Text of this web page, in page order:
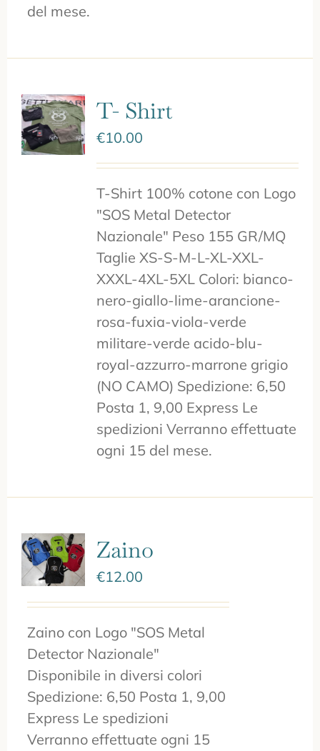
del mese.
T- Shirt
€10.00
T-Shirt 100% cotone con Logo
"SOS Metal Detector
Nazionale" Peso 155 GR/MQ
Taglie XS-S-M-L-XL-XXL-
XXXL-4XL-5XL Colori: bianco-
nero-giallo-lime-arancione-
rosa-fuxia-viola-verde
militare-verde acido-blu-
royal-azzurro-marrone grigio
(NO CAMO) Spedizione: 6,50
Posta 1, 9,00 Express Le
spedizioni Verranno effettuate
ogni 15 del mese.
Zaino
€12.00
Zaino con Logo "SOS Metal
Detector Nazionale"
Disponibile in diversi colori
Spedizione: 6,50 Posta 1, 9,00
Express Le spedizioni
Verranno effettuate ogni 15